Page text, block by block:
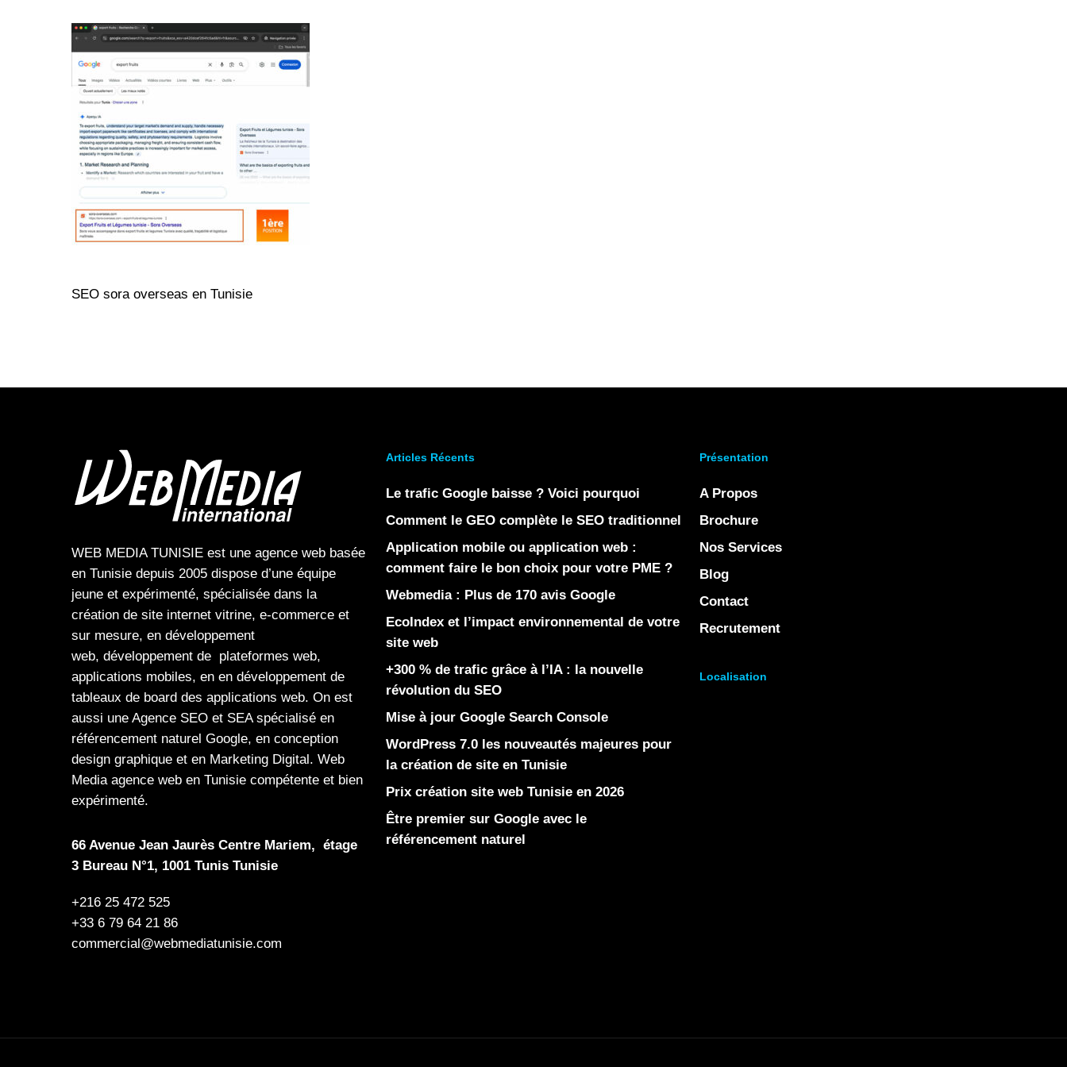
SEO sora overseas en Tunisie
WEB MEDIA TUNISIE est une agence web basée
en Tunisie depuis 2005 dispose d’une équipe
jeune et expérimenté, spécialisée dans la
création de site internet vitrine, e-commerce et
sur mesure, en développement
web, développement de plateformes web,
applications mobiles, en en développement de
tableaux de board des applications web. On est
aussi une Agence SEO et SEAspécialisé en
référencement naturel Google, en conception
design graphique et en Marketing Digital. Web
Mediaagence web en Tunisie compétente et bien
expérimenté.
66 Avenue Jean Jaurès Centre Mariem, étage
3 Bureau N°1, 1001 Tunis Tunisie
+216 25 472 525
+33 6 79 64 21 86
commercial@webmediatunisie.com
Articles Récents
Le trafic Google baisse ? Voici pourquoi
Comment le GEO complète le SEO traditionnel
Application mobile ou application web :
comment faire le bon choix pour votre PME ?
Webmedia : Plus de 170 avis Google
EcoIndex et l’impact environnemental de votre
site web
+300 % de trafic grâce à l’IA : la nouvelle
révolution du SEO
Mise à jour Google Search Console
WordPress 7.0 les nouveautés majeures pour
la création de site en Tunisie
Prix création site web Tunisie en 2026
Être premier sur Google avec le
référencement naturel
Présentation
A Propos
Brochure
Nos Services
Blog
Contact
Recrutement
Localisation